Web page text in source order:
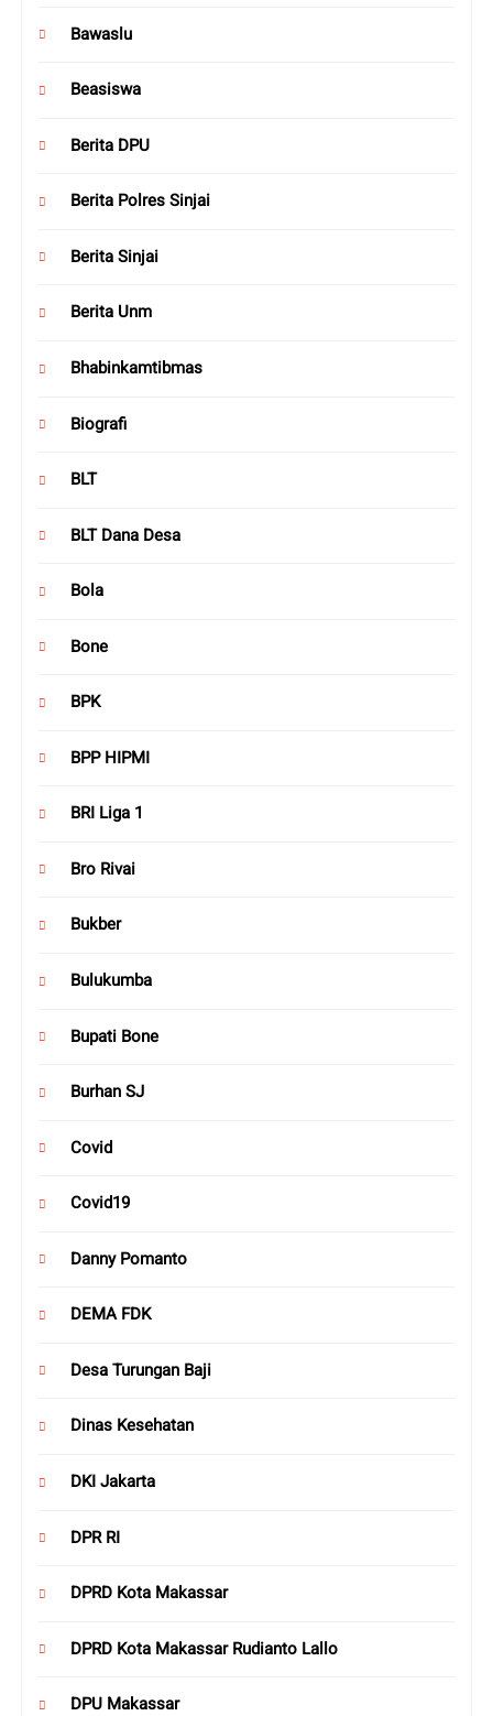
Bawaslu
Beasiswa
Berita DPU
Berita Polres Sinjai
Berita Sinjai
Berita Unm
Bhabinkamtibmas
Biografi
BLT
BLT Dana Desa
Bola
Bone
BPK
BPP HIPMI
BRI Liga 1
Bro Rivai
Bukber
Bulukumba
Bupati Bone
Burhan SJ
Covid
Covid19
Danny Pomanto
DEMA FDK
Desa Turungan Baji
Dinas Kesehatan
DKI Jakarta
DPR RI
DPRD Kota Makassar
DPRD Kota Makassar Rudianto Lallo
DPU Makassar